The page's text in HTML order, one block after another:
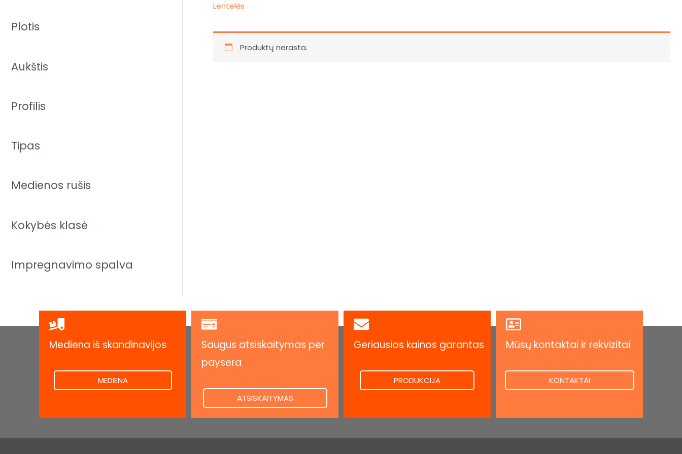
Plotis
Aukštis
Profilis
Tipas
Medienos rušis
Kokybės klasė
Impregnavimo spalva
Lentelės
Produktų nerasta.
Mediena iš skandinavijos
.
MEDIENA
Saugus atsiskaitymas per
paysera
.
ATSISKAITYMAS
Geriausios kainos garantas
.
PRODUKCIJA
Mūsų kontaktai ir rekvizitai
.
KONTAKTAI